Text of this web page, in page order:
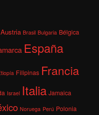
Austria Brasil Bulgaria Bélgica
España
Filipinas Francia
Israel Italia Jamaica
Noruega Perú Polonia